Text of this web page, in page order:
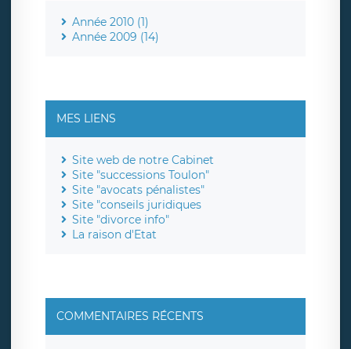
Année 2010 (1)
Année 2009 (14)
MES LIENS
Site web de notre Cabinet
Site "successions Toulon"
Site "avocats pénalistes"
Site "conseils juridiques
Site "divorce info"
La raison d'Etat
COMMENTAIRES RÉCENTS